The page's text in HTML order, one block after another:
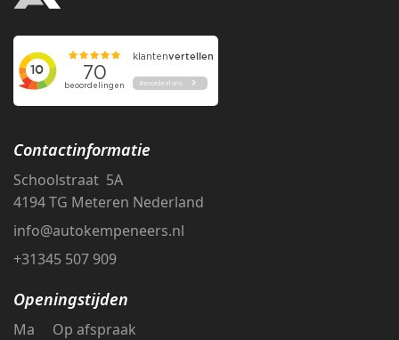
Contactinformatie
Schoolstraat 5A
4194 TG Meteren Nederland
info@autokempeneers.nl
+31345 507 909
Openingstijden
Ma Op afspraak